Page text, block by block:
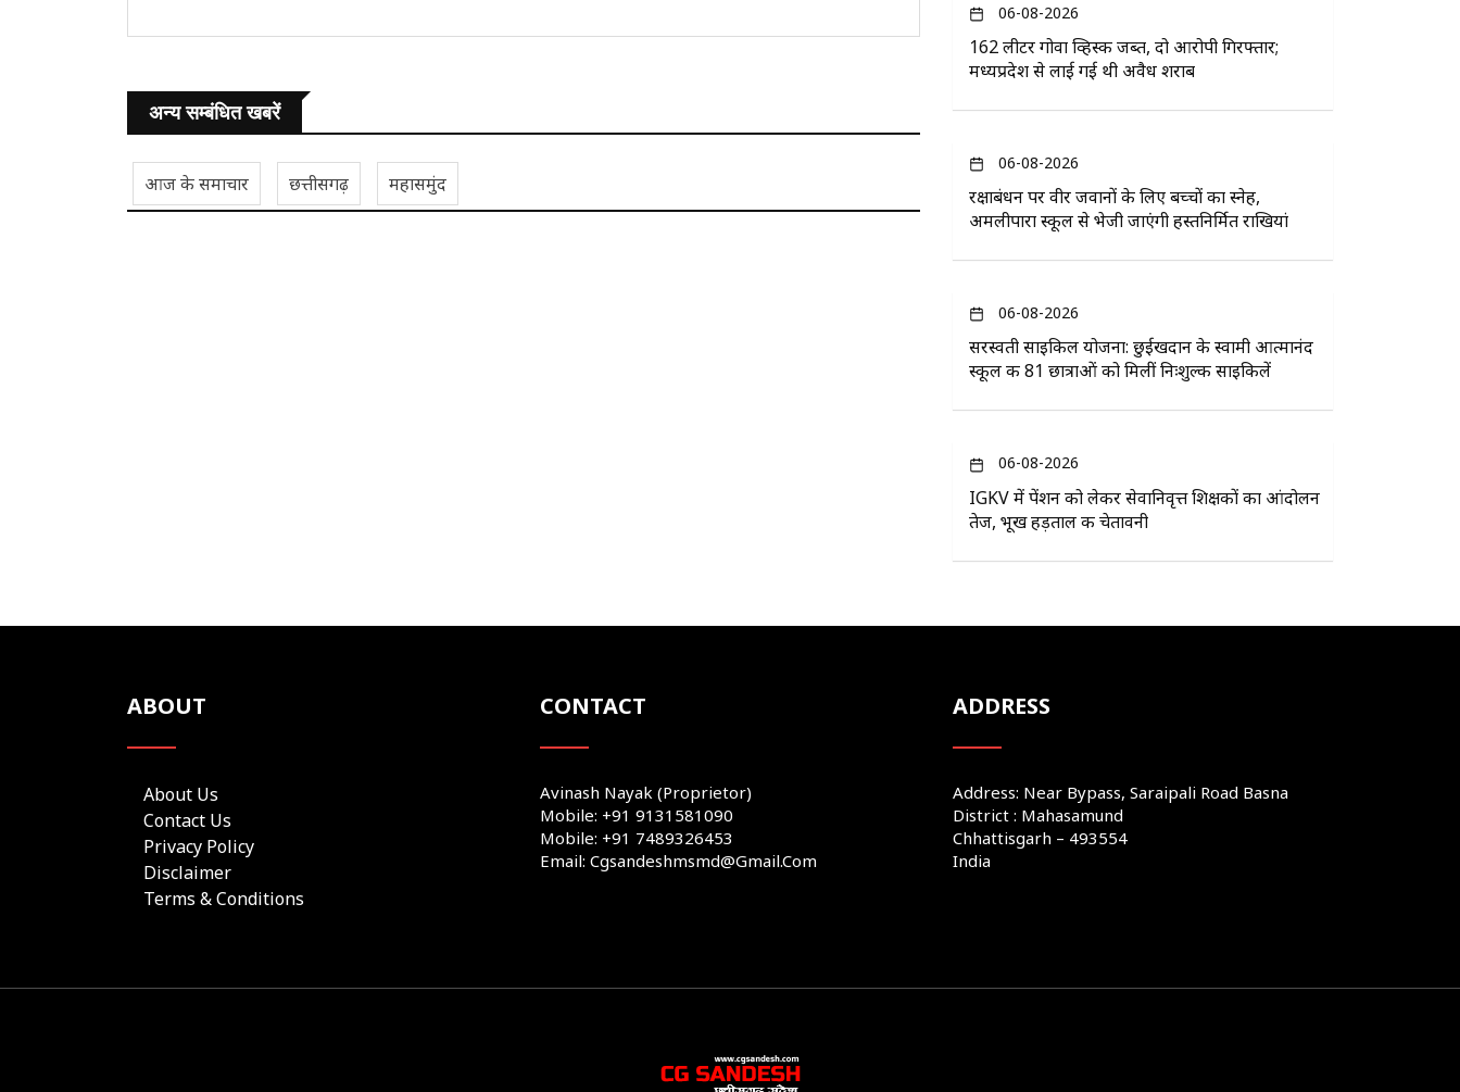
अन्य सम्बंधित खबरें
आज के समाचार छत्तीसगढ़ महासमुंद
06-08-2026
162 लीटर गोवा व्हिस्की जब्त, दो आरोपी गिरफ्तार;
मध्यप्रदेश से लाई गई थी अवैध शराब
06-08-2026
रक्षाबंधन पर वीर जवानों के लिए बच्चों का स्नेह,
अमलीपारा स्कूल से भेजी जाएंगी हस्तनिर्मित राखियां
06-08-2026
सरस्वती साइकिल योजना: छुईखदान के स्वामी आत्मानंद
स्कूल की 81 छात्राओं को मिलीं निःशुल्क साइकिलें
06-08-2026
IGKV में पेंशन को लेकर सेवानिवृत्त शिक्षकों का आंदोलन
तेज, भूख हड़ताल की चेतावनी
ABOUT
About Us
Contact Us
Privacy Policy
Disclaimer
Terms & Conditions
CONTACT
Avinash Nayak (Proprietor)
Mobile: +91 9131581090
Mobile: +91 7489326453
Email: Cgsandeshmsmd@gmail.com
ADDRESS
Address: Near Bypass, Saraipali Road Basna
District : Mahasamund
Chhattisgarh – 493554
India